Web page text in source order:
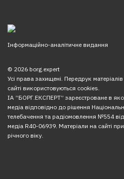
Інформаційно-аналітичне видання
© 2026 borg.expert
Усі права захищені. Передрук
сайті використовуються cookies.
ІА “БОРГ.ЕКСПЕРТ” зареєстроване в
медіа відповідно до рішення
телебачення та радіомовлення №554
медіа R40-06939. Матеріали на сайті
річного віку.